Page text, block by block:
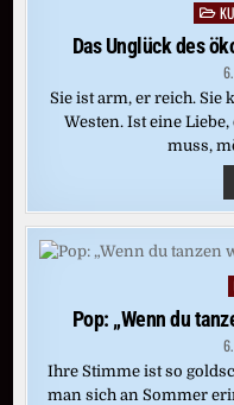
Das Unglück des
Sie ist arm, er reich. Sie
Westen. Ist eine
muss,
Pop: „Wenn du
Ihre Stimme ist so
man sich an Sommer